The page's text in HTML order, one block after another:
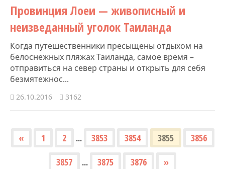
Провинция Лоеи — живописный и
неизведанный уголок Таиланда
Когда путешественники пресыщены отдыхом на
белоснежных пляжах Таиланда, самое время –
отправиться на север страны и открыть для себя
безмятежнос...
26.10.2016 3162
« 1 2 ... 3853 3854 3855
3856
3857
... 3875 3876 »